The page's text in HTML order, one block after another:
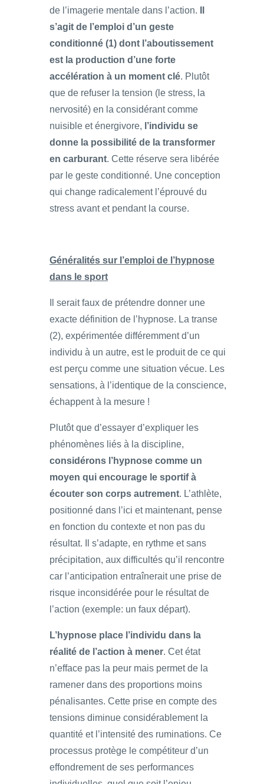
de l’imagerie mentale dans l’action.
s’agit de l’emploi d’un geste
conditionné (1) dont l’aboutissement
est la production d’une forte
accélération à un moment clé. Plutôt
que de refuser la tension (le stress, la
nervosité) en la considérant comme
nuisible et énergivore, l’individu se
donne la possibilité de la transformer
en carburant. Cette réserve sera libérée
par le geste conditionné. Une conception
qui change radicalement l’éprouvé du
stress avant et pendant la course.
Généralités sur l’emploi de l’hypnose
dans le sport
Il serait faux de prétendre donner une
exacte définition de l’hypnose. La transe
(2), expérimentée différemment d’un
individu à un autre, est le produit de ce qui
est perçu comme une situation vécue. Les
sensations, à l’identique de la conscience,
échappent à la mesure !
Plutôt que d’essayer d’expliquer les
phénomènes liés à la discipline,
considérons l’hypnose comme un
moyen qui encourage le sportif à
écouter son corps autrement. L’athlète,
positionné dans l’ici et maintenant, pense
en fonction du contexte et non pas du
résultat. Il s’adapte, en rythme et sans
précipitation, aux difficultés qu’il rencontre
car l’anticipation entraînerait une prise de
risque inconsidérée pour le résultat de
l’action (exemple: un faux départ).
L’hypnose place l’individu dans la
réalité de l’action à mener. Cet état
n’efface pas la peur mais permet de la
ramener dans des proportions moins
pénalisantes. Cette prise en compte des
tensions diminue considérablement la
quantité et l’intensité des ruminations. Ce
processus protège le compétiteur d’un
effondrement de ses performances